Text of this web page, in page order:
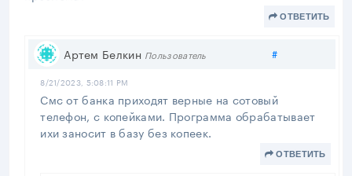
ОТВЕТИТЬ
Артем Белкин Пользователь #Поделиться
8/21/2023, 5:08:11 PM
Смс от банка приходят верные на сотовый
телефон, с копейками. Программа обрабатывает
ихи заносит в базу без копеек.
ОТВЕТИТЬ